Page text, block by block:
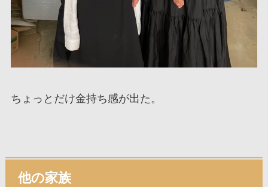
ちょっとだけ金持ち感が出た。
他の家族